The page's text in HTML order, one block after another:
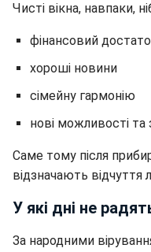
Чисті вікна, навпаки,
фінансовий
хороші новини
сімейну гармонію
нові можливості та
Саме тому після
відзначають відчуття
У які дні не
За народними